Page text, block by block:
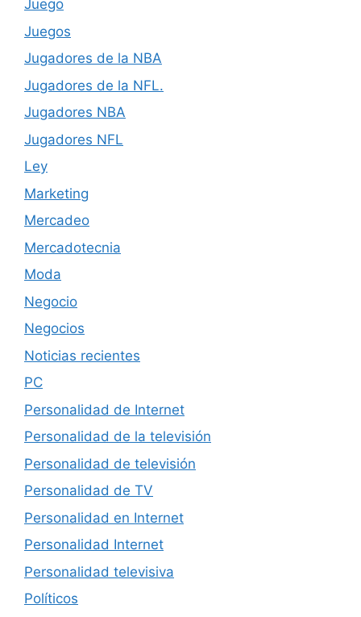
Juego
Juegos
Jugadores de la NBA
Jugadores de la NFL.
Jugadores NBA
Jugadores NFL
Ley
Marketing
Mercadeo
Mercadotecnia
Moda
Negocio
Negocios
Noticias recientes
PC
Personalidad de Internet
Personalidad de la televisión
Personalidad de televisión
Personalidad de TV
Personalidad en Internet
Personalidad Internet
Personalidad televisiva
Políticos